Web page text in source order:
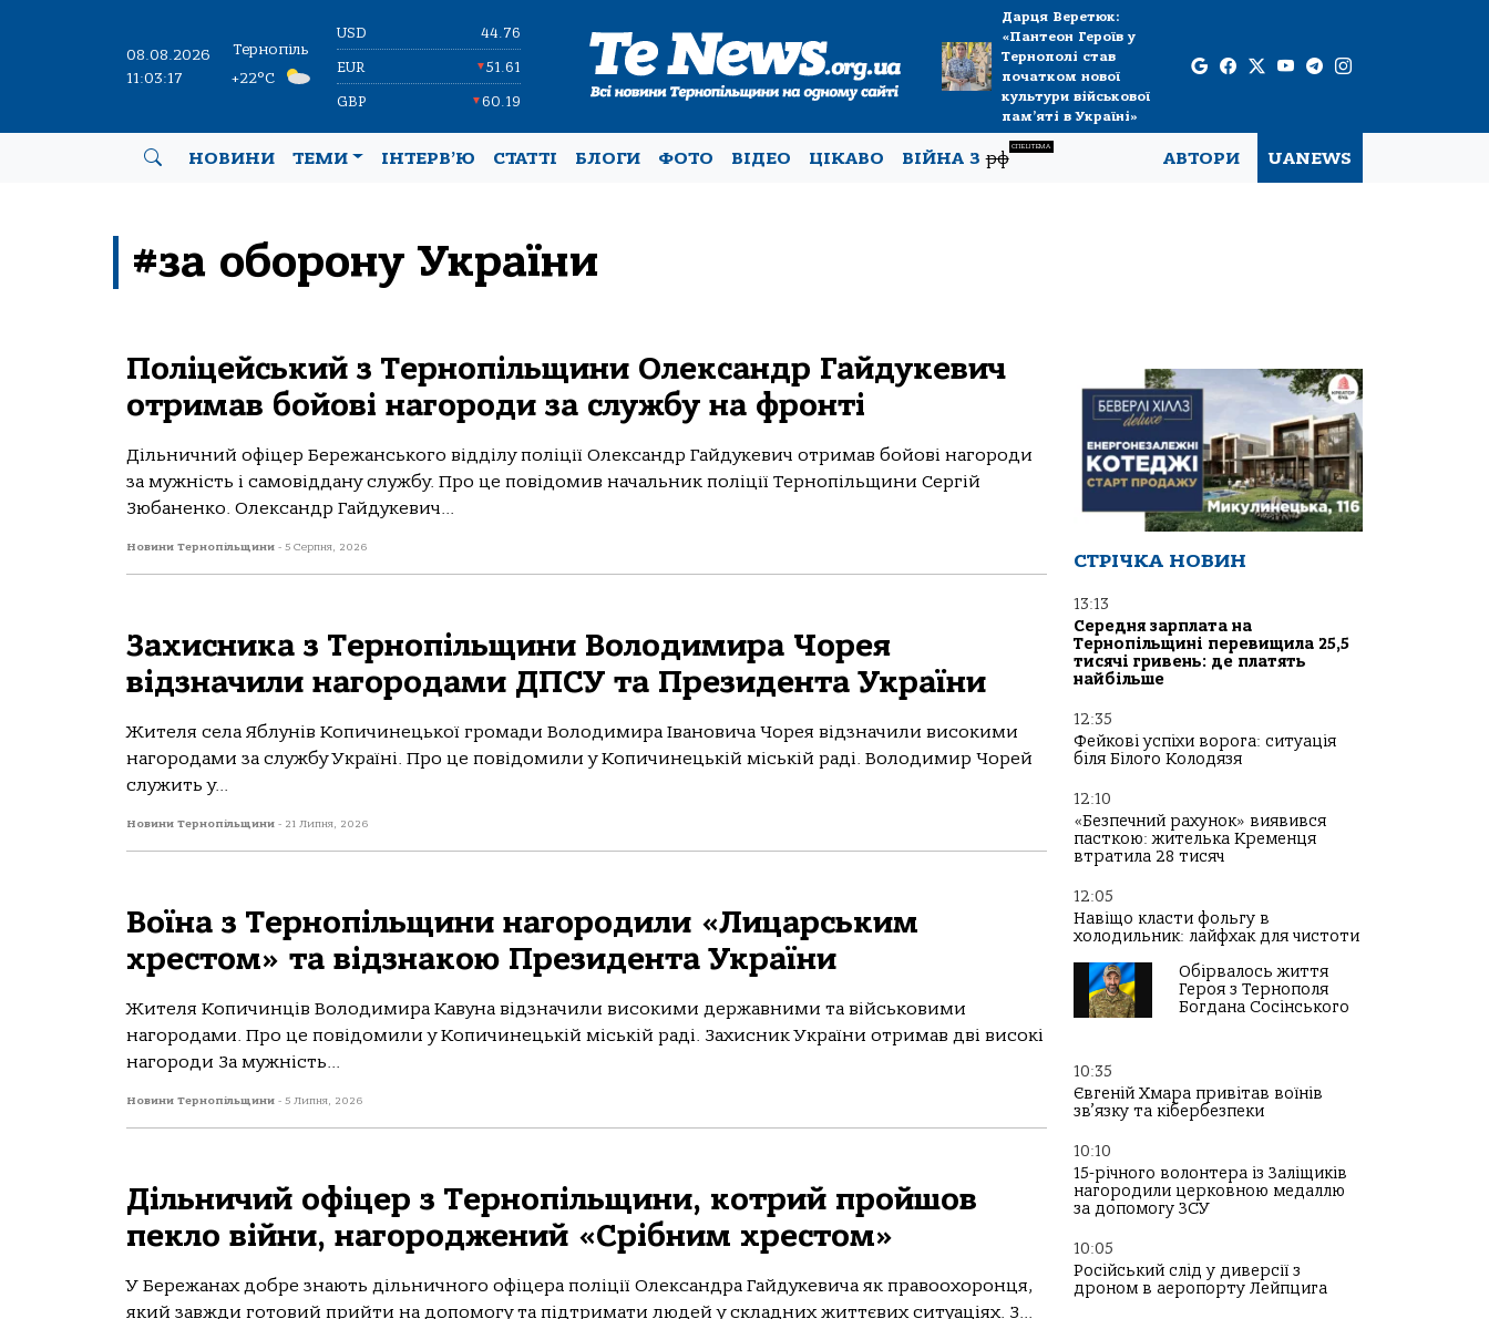
08.08.2026
11:03:18
Тернопіль
+22°C
USD 44.76
EUR ▼51.61
GBP ▼60.19
Дарця Веретюк:
«Пантеон Героїв у
Тернополі став
початком нової
культури військової
пам’яті в Україні»
НОВИНИ ТЕМИ ІНТЕРВ’Ю СТАТТІ БЛОГИ ФОТО ВІДЕО ЦІКАВО ВІЙНА Зрф
СПЕЦТЕМА
АВТОРИ UANEWS
#за оборону України
Поліцейський з Тернопільщини Олександр Гайдукевич
отримав бойові нагороди за службу на фронті
Дільничний офіцер Бережанського відділу поліції Олександр Гайдукевич отримав бойові нагороди
за мужність і самовіддану службу. Про це повідомив начальник поліції Тернопільщини Сергій
Зюбаненко. Олександр Гайдукевич...
Новини Тернопільщини - 5 Серпня, 2026
Захисника з Тернопільщини Володимира Чорея
відзначили нагородами ДПСУ та Президента України
Жителя села Яблунів Копичинецької громади Володимира Івановича Чорея відзначили високими
нагородами за службу Україні. Про це повідомили у Копичинецькій міській раді. Володимир Чорей
служить у...
Новини Тернопільщини - 21 Липня, 2026
Воїна з Тернопільщини нагородили «Лицарським
хрестом» та відзнакою Президента України
Жителя Копичинців Володимира Кавуна відзначили високими державними та військовими
нагородами. Про це повідомили у Копичинецькій міській раді. Захисник України отримав дві високі
нагороди За мужність...
Новини Тернопільщини - 5 Липня, 2026
Дільничий офіцер з Тернопільщини, котрий пройшов
пекло війни, нагороджений «Срібним хрестом»
У Бережанах добре знають дільничного офіцера поліції Олександра Гайдукевича як правоохоронця,
який завжди готовий прийти на допомогу та підтримати людей у складних життєвих ситуаціях. З...
СТРІЧКА НОВИН
13:13
Середня зарплата на
Тернопільщині перевищила 25,5
тисячі гривень: де платять
найбільше
12:35
Фейкові успіхи ворога: ситуація
біля Білого Колодязя
12:10
«Безпечний рахунок» виявився
пасткою: жителька Кременця
втратила 28 тисяч
12:05
Навіщо класти фольгу в
холодильник: лайфхак для чистоти
Обірвалось життя
Героя з Тернополя
Богдана Сосінського
10:35
Євгеній Хмара привітав воїнів
зв’язку та кібербезпеки
10:10
15-річного волонтера із Заліщиків
нагородили церковною медаллю
за допомогу ЗСУ
10:05
Російський слід у диверсії з
дроном в аеропорту Лейпцига